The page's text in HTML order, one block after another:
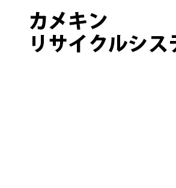
非鉄金属 OA機器 スクラップ 処分・買取り